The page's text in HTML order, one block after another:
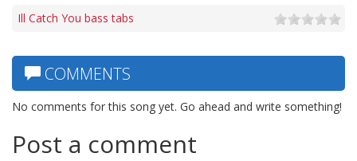
Ill Catch You bass tabs
COMMENTS
No comments for this song yet. Go ahead and write something!
Post a comment